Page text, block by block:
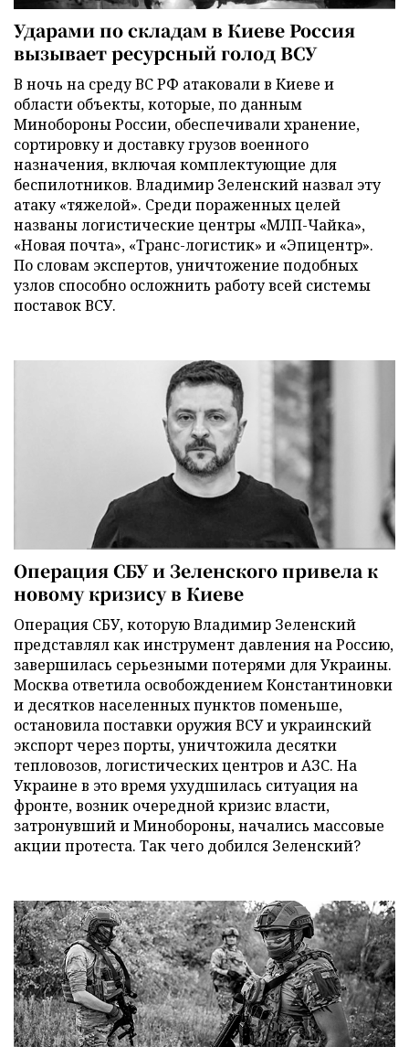
Ударами по складам в Киеве Россия
вызывает ресурсный голод ВСУ
В ночь на среду ВС РФ атаковали в Киеве и
области объекты, которые, по данным
Минобороны России, обеспечивали хранение,
сортировку и доставку грузов военного
назначения, включая комплектующие для
беспилотников. Владимир Зеленский назвал эту
атаку «тяжелой». Среди пораженных целей
названы логистические центры «МЛП-Чайка»,
«Новая почта», «Транс-логистик» и «Эпицентр».
По словам экспертов, уничтожение подобных
узлов способно осложнить работу всей системы
поставок ВСУ.
Операция СБУ и Зеленского привела к
новому кризису в Киеве
Операция СБУ, которую Владимир Зеленский
представлял как инструмент давления на Россию,
завершилась серьезными потерями для Украины.
Москва ответила освобождением Константиновки
и десятков населенных пунктов поменьше,
остановила поставки оружия ВСУ и украинский
экспорт через порты, уничтожила десятки
тепловозов, логистических центров и АЗС. На
Украине в это время ухудшилась ситуация на
фронте, возник очередной кризис власти,
затронувший и Минобороны, начались массовые
акции протеста. Так чего добился Зеленский?